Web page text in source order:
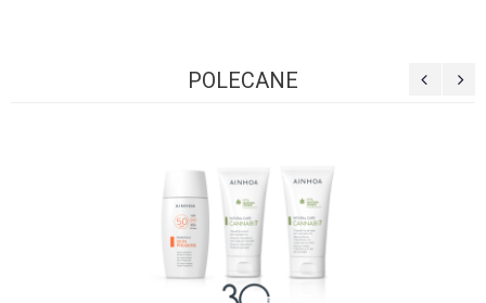
POLECANE